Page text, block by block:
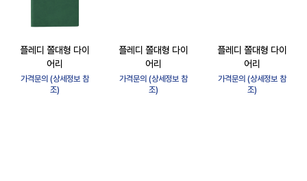
플레디 쫄대형 다이
어리
가격문의 (상세정보 참
조)
플레디 쫄대형 다이
어리
가격문의 (상세정보 참
조)
플레디 쫄대형 다이
어리
가격문의 (상세정보 참
조)